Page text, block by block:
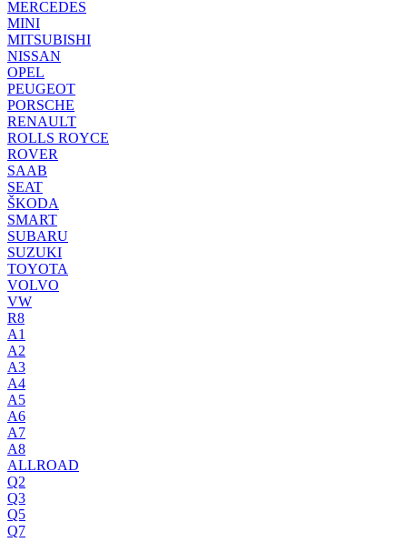
MERCEDES
MINI
MITSUBISHI
NISSAN
OPEL
PEUGEOT
PORSCHE
RENAULT
ROLLS ROYCE
ROVER
SAAB
SEAT
ŠKODA
SMART
SUBARU
SUZUKI
TOYOTA
VOLVO
VW
R8
A1
A2
A3
A4
A5
A6
A7
A8
ALLROAD
Q2
Q3
Q5
Q7